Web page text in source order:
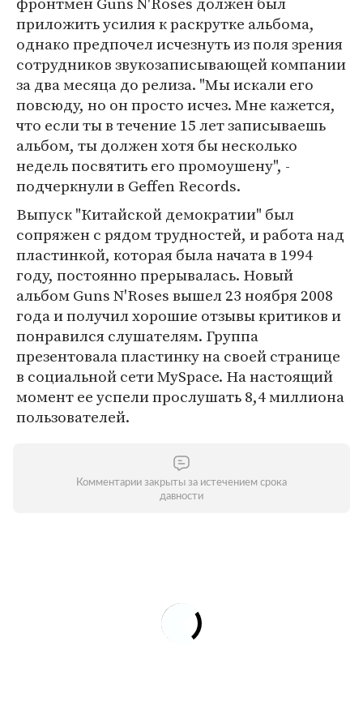
приложить усилия к раскрутке альбома,
однако предпочел исчезнуть из поля зрения
сотрудников звукозаписывающей компании
за два месяца до релиза. "Мы искали его
повсюду, но он просто исчез. Мне кажется,
что если ты в течение 15 лет записываешь
альбом, ты должен хотя бы несколько
недель посвятить его промоушену", -
подчеркнули в Geffen Records.
Выпуск "Китайской демократии" был
сопряжен с рядом трудностей, и работа над
пластинкой, которая была начата в 1994
году, постоянно прерывалась. Новый
альбом Guns N'Roses вышел 23 ноября 2008
года и получил хорошие отзывы критиков и
понравился слушателям. Группа
презентовала пластинку на своей странице
в социальной сети MySpace. На настоящий
момент ее успели прослушать 8,4 миллиона
пользователей.
Комментарии закрыты за истечением срока
давности